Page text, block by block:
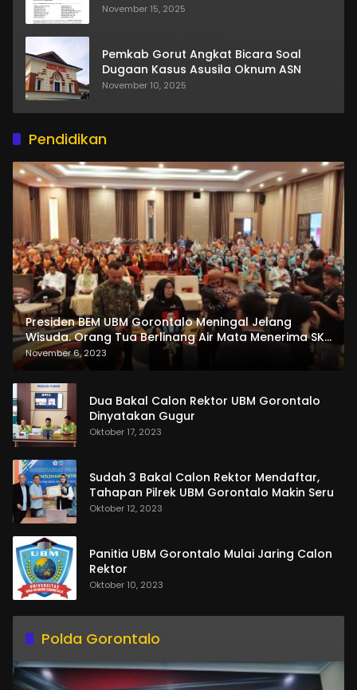
November 15, 2025
Pemkab Gorut Angkat Bicara Soal
Dugaan Kasus Asusila Oknum ASN
November 10, 2025
Pendidikan
Presiden BEM UBM Gorontalo Meningal Jelang
Wisuda. Orang Tua Berlinang Air Mata Menerima SKL
dan Pemasangan Salempang
November 6, 2023
Dua Bakal Calon Rektor UBM Gorontalo
Dinyatakan Gugur
Oktober 17, 2023
Sudah 3 Bakal Calon Rektor Mendaftar,
Tahapan Pilrek UBM Gorontalo Makin Seru
Oktober 12, 2023
Panitia UBM Gorontalo Mulai Jaring Calon
Rektor
Oktober 10, 2023
Polda Gorontalo